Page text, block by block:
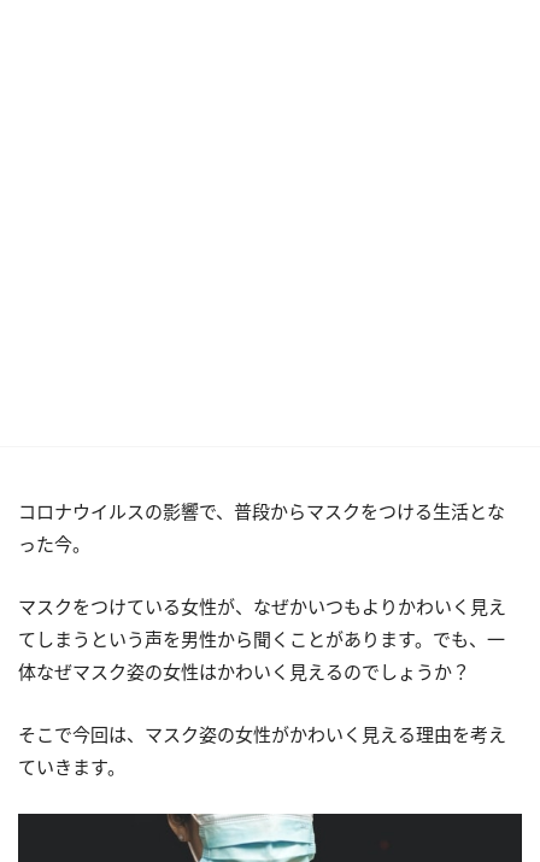
コロナウイルスの影響で、普段からマスクをつける生活とな
った今。
マスクをつけている女性が、なぜかいつもよりかわいく見え
てしまうという声を男性から聞くことがあります。でも、一
体なぜマスク姿の女性はかわいく見えるのでしょうか？
そこで今回は、マスク姿の女性がかわいく見える理由を考え
ていきます。